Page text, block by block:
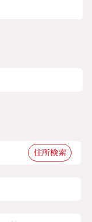
住所検索